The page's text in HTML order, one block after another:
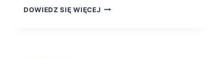
DOWIEDZ SIĘ WIĘCEJ ZABAWY